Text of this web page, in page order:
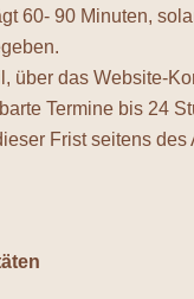
60- 90 Minuten,
über das Website-
Termine bis 24
Frist seitens